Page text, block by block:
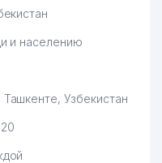
273 м
и населению
Узбекистан